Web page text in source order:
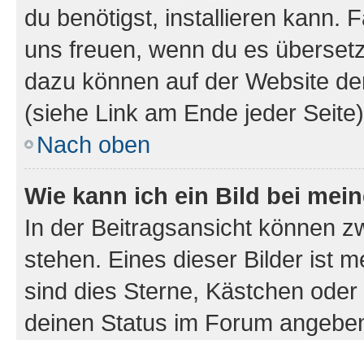
du benötigst, installieren kann.
uns freuen, wenn du es
dazu können auf der Website
(siehe Link am Ende jeder
Nach oben
Wie kann ich ein Bild bei
In der Beitragsansicht können
stehen. Eines dieser Bilder ist
sind dies Sterne, Kästchen
deinen Status im Forum